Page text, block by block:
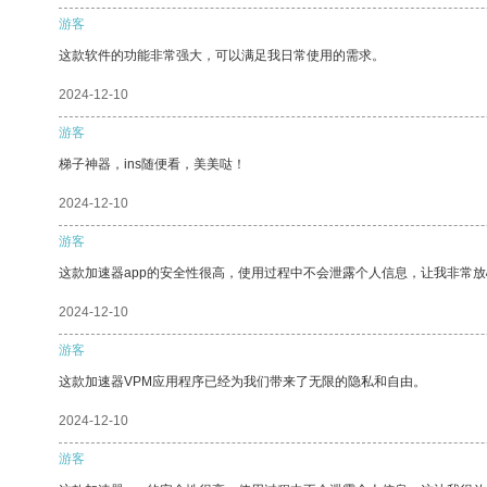
游客
这款软件的功能非常强大，可以满足我日常使用的需求。
2024-12-10
游客
梯子神器，ins随便看，美美哒！
2024-12-10
游客
这款加速器app的安全性很高，使用过程中不会泄露个人信息，让我非常
2024-12-10
游客
这款加速器VPM应用程序已经为我们带来了无限的隐私和自由。
2024-12-10
游客